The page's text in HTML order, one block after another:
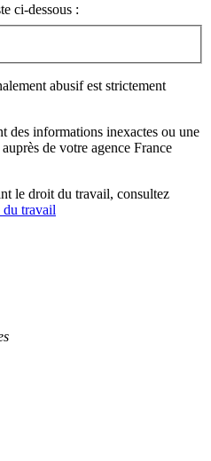
ci-dessous :
abusif est strictement
des informations inexactes ou une
de votre agence France
le droit du travail, consultez
du travail